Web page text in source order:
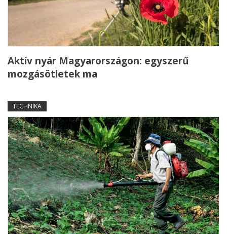
Aktív nyár Magyarországon: egyszerű
mozgásötletek ma
TECHNIKA